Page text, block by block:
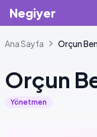
Negiyer
Ana Sayfa Orçun
Orçun
Yönetmen